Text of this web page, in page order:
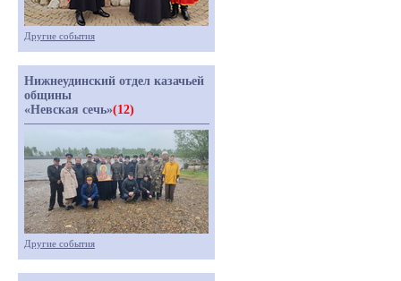
Другие события
Нижнеудинский отдел казачьей
общины
«Невская сечь»(12)
Другие события